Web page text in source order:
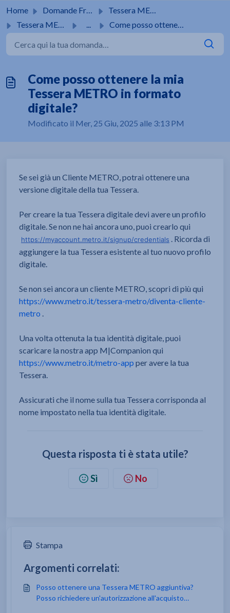
Home Domande Frequenti (FAQ)
Tessera METRO
Tessera METRO
... Come posso ottenere la mia Tessera METRO in formato digit...
Come posso ottenere la mia
Tessera METRO in formato
digitale?
Modificato il Mer, 25 Giu, 2025 alle 3:13 PM
Se sei già un Cliente METRO, potrai ottenere una
versione digitale della tua Tessera.
Per creare la tua Tessera digitale devi avere un profilo
digitale. Se non ne hai ancora uno, puoi crearlo qui
https://myaccount.metro.it/signup/credentials . Ricorda di
aggiungere la tua Tessera esistente al tuo nuovo profilo
digitale.
Se non sei ancora un cliente METRO, scopri di più qui
https://www.metro.it/tessera-metro/diventa-cliente-
metro .
Una volta ottenuta la tua identità digitale, puoi
scaricare la nostra app M|Companion qui
https://www.metro.it/metro-app per avere la tua
Tessera.
Assicurati che il nome sulla tua Tessera corrisponda al
nome impostato nella tua identità digitale.
Questa risposta ti è stata utile?
Sì No
Stampa
Argomenti correlati:
Posso ottenere una Tessera METRO aggiuntiva?
Posso richiedere un'autorizzazione all'acquisto